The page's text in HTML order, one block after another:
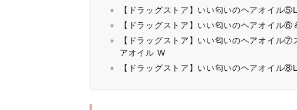
【ドラッグストア】いい匂いのヘアオイル
【ドラッグストア】いい匂いのヘアオイル
【ドラッグストア】いい匂いのヘアオイル
アオイル W
【ドラッグストア】いい匂いのヘアオイル